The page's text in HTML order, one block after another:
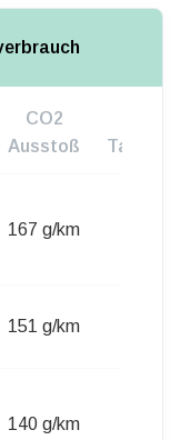
CO2
Ausstoß
167 g/km
151 g/km
140 g/km